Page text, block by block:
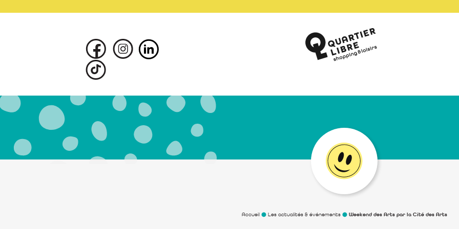
Accueil Les actualités & événements Weekend des Arts par la Cité des Arts